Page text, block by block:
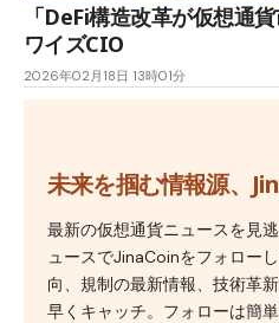
「DeFi構造改革が仮想通
ワイズCIO
2026年02月18日 13時01分
未来を掴む情報源、
最新の仮想通貨ニュースを見
ュースでJinaCoinをフォロー
向、規制の最新情報、技術革
早くキャッチ。フォローは簡